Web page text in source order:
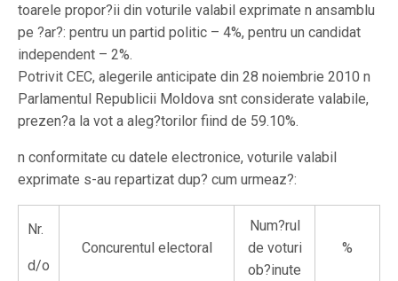
toarele propor?ii din voturile valabil exprimate n ansamblu
pe ?ar?: pentru un partid politic – 4%, pentru un candidat
independent – 2%.
Potrivit CEC, alegerile anticipate din 28 noiembrie 2010 n
Parlamentul Republicii Moldova snt considerate valabile,
prezen?a la vot a aleg?torilor fiind de 59.10%.
n conformitate cu datele electronice, voturile valabil
exprimate s-au repartizat dup? cum urmeaz?:
Nr.
d/o
Concurentul electoral
Num?rul
de voturi
ob?inute
%